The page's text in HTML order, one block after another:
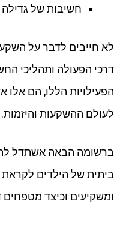
חשיבות של גדילה
לא חייבים לדבר על
דרכי הפעולה ותהליכי
הפעילויות הללו, הם אלו
לעולם ההשקעות והיזמות.
ברשומה הבאה אשתדל
ביתית של הילדים
ומשקיעים וכיצד מטפחים